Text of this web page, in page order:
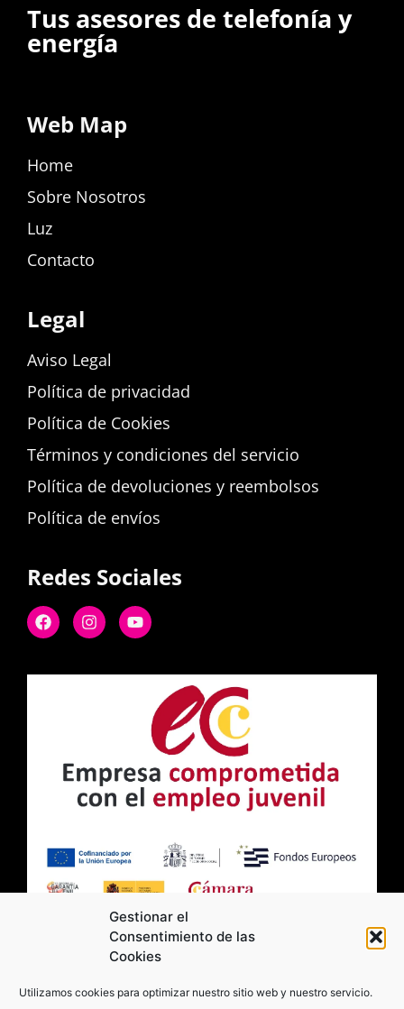
Gestionar el
Consentimiento de las
Cookies
Utilizamos cookies para optimizar nuestro sitio web y nuestro servicio.
Tus asesores de telefonía y
energía
Web Map
Home
Sobre Nosotros
Luz
Contacto
Legal
Aviso Legal
Política de privacidad
Política de Cookies
Términos y condiciones del servicio
Política de devoluciones y reembolsos
Política de envíos
Redes Sociales
2026 Moviltick technologies. Todos los